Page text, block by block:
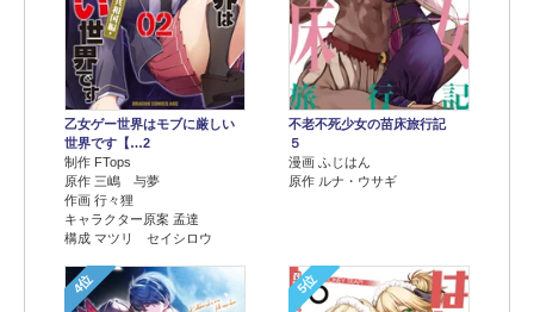
乙女ゲー世界はモブに厳しい
世界です【…2
制作 FTops
原作 三嶋 与夢
作画 行々狸
キャラクター原案 孟達
構成 マツリ セイシロウ
不老不死少女の苗床旅行記
５
漫画 ふじはん
原作 ルナ・ウサギ
4位 5位